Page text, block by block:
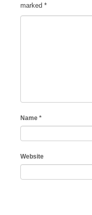
marked *
Name *
Website